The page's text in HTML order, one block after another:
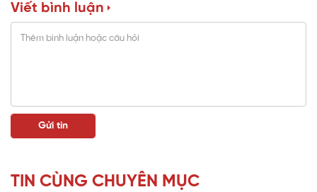
Viết bình luận
TIN CÙNG CHUYÊN MỤC